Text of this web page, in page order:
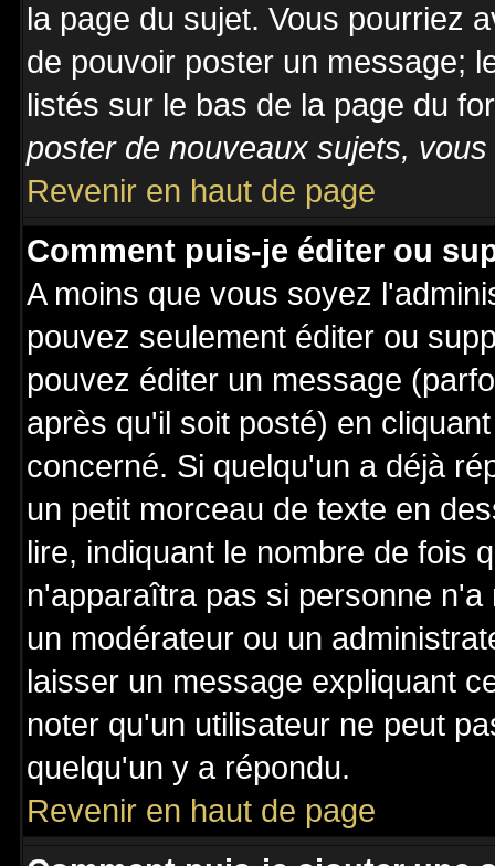
la page du sujet. Vous pourriez
de pouvoir poster un message;
listés sur le bas de la page du
poster de nouveaux sujets,
Revenir en haut de page
Comment puis-je éditer ou
A moins que vous soyez
pouvez seulement éditer ou
pouvez éditer un message
après qu'il soit posté) en
concerné. Si quelqu'un a déjà
un petit morceau de texte en
lire, indiquant le nombre de fois
n'apparaîtra pas si personne
un modérateur ou un
laisser un message expliquant
noter qu'un utilisateur ne peut
quelqu'un y a répondu.
Revenir en haut de page